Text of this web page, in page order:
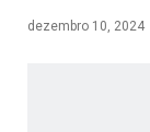
dezembro 10, 2024